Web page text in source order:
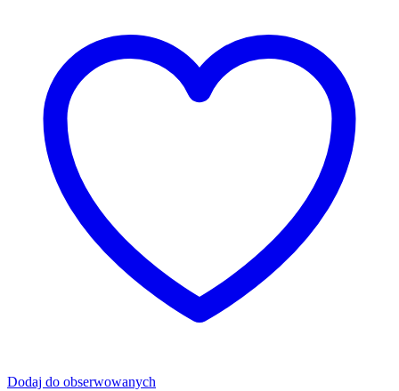
Dodaj do obserwowanych